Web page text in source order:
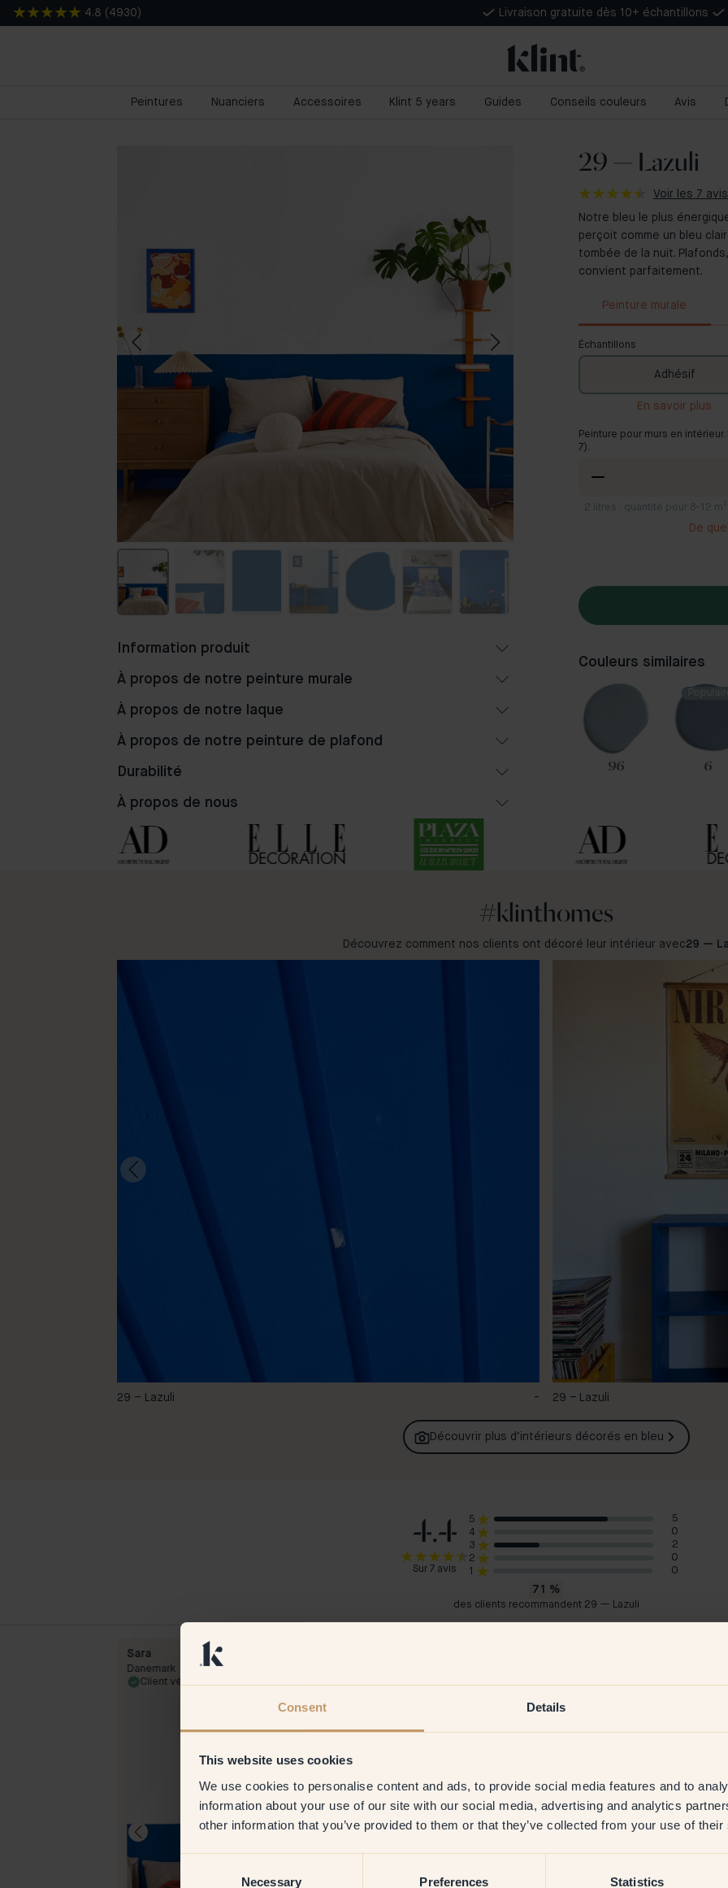
Consent Details
This website uses cookies
We use cookies to personalise content and ads, to provide social media features and to
information about your use of our site with our social media, advertising and analytics
other information that you’ve provided to them or that they’ve collected from your use of
Consent
Selection
Necessary Preferences Statistics
4.8 ( 4930 ) Livraison gratuite dès 10+ échantillons
Peintures Nuanciers Accessoires Klint 5 years Guides Conseils couleurs Avis
29 — Lazuli
Voir les 7 avis
Notre bleu le plus
perçoit comme un bleu
tombée de la nuit.
convient parfaitement.
Peinture murale
Échantillons
Adhésif
En savoir plus
Peinture pour murs en
7).
2 litres : quantité pour 8-12
De
Couleurs similaires
6 96 6
Information produit
À propos de notre peinture murale
À propos de notre laque
À propos de notre peinture de plafond
Durabilité
À propos de nous
#klinthomes
Découvrez comment nos clients ont décoré leur intérieur avec29 —
29 – Lazuli - 29 – Lazuli
Découvrir plus d’intérieurs décorés en bleu
4.4
Sur 7 avis
5
5
4
0
3
2
2
0
1
0
71 %
des clients recommandent 29 — Lazuli
Sara
Danemark
Client vérifié